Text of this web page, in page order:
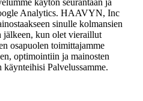
Analytics. HAAVYN, Inc
sinulle kolmansien
jälkeen, kun olet vieraillut
osapuolen toimittajamme
optimointiin ja mainosten
käynteihisi Palvelussamme.